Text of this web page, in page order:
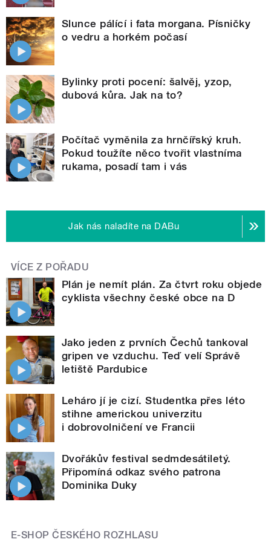
Slunce pálící i fata morgana. Písničky
o vedru a horkém počasí
Bylinky proti pocení: šalvěj, yzop,
dubová kůra. Jak na to?
Počítač vyměnila za hrnčířský kruh.
Pokud toužíte něco tvořit vlastníma
rukama, posadí tam i vás
Jak nás naladíte na DABu
VÍCE Z POŘADU
Plán je nemít plán. Za čtvrt roku objede
cyklista všechny české obce na D
Jako jeden z prvních Čechů tankoval
gripen ve vzduchu. Teď velí Správě
letiště Pardubice
Leháro jí je cizí. Studentka přes léto
stihne americkou univerzitu
i dobrovolničení ve Francii
Dvořákův festival sedmdesátiletý.
Připomíná odkaz svého patrona
Dominika Duky
E-SHOP ČESKÉHO ROZHLASU